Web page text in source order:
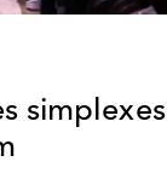
simplexes